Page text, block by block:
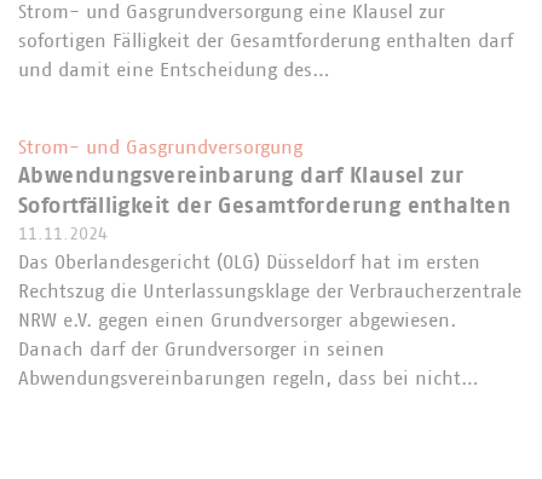
Strom- und Gasgrundversorgung eine Klausel zur
sofortigen Fälligkeit der Gesamtforderung enthalten darf
und damit eine Entscheidung des…
Strom- und Gasgrundversorgung
Abwendungsvereinbarung darf Klausel zur
Sofortfälligkeit der Gesamtforderung enthalten
11.11.2024
Das Oberlandesgericht (OLG) Düsseldorf hat im ersten
Rechtszug die Unterlassungsklage der Verbraucherzentrale
NRW e.V. gegen einen Grundversorger abgewiesen.
Danach darf der Grundversorger in seinen
Abwendungsvereinbarungen regeln, dass bei nicht…